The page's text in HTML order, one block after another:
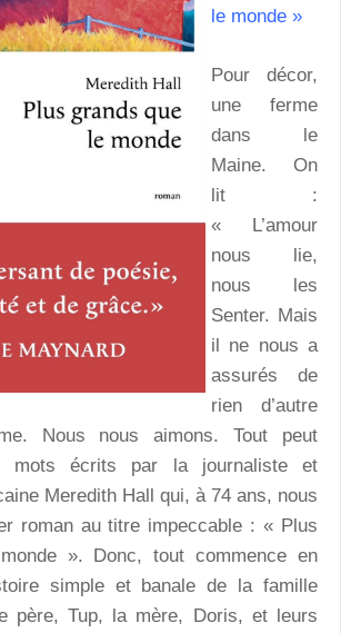
le monde »
Pour décor,
une ferme
dans le
Maine. On
lit :
« L’amour
nous lie,
nous les
Senter. Mais
il ne nous a
assurés de
rien d’autre
Nous nous aimons. Tout peut
mots écrits par la journaliste et
Meredith Hall qui, à 74 ans, nous
roman au titre impeccable : « Plus
». Donc, tout commence en
simple et banale de la famille
père, Tup, la mère, Doris, et leurs